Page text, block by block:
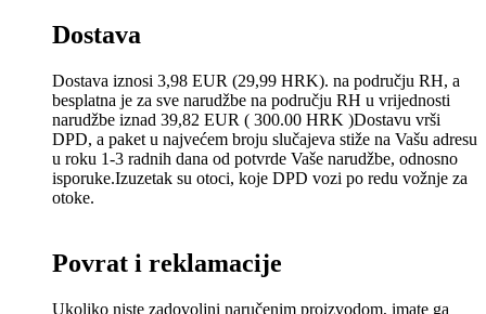
Dostava
Dostava iznosi 3,98 EUR (29,99 HRK). na području RH, a
besplatna je za sve narudžbe na području RH u vrijednosti
narudžbe iznad 39,82 EUR ( 300.00 HRK )Dostavu vrši
DPD, a paket u najvećem broju slučajeva stiže na Vašu adresu
u roku 1-3 radnih dana od potvrde Vaše narudžbe, odnosno
isporuke.Izuzetak su otoci, koje DPD vozi po redu vožnje za
otoke.
Povrat i reklamacije
Ukoliko niste zadovoljni naručenim proizvodom, imate ga